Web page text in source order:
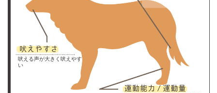
吠える声が大きく吠えやす
い